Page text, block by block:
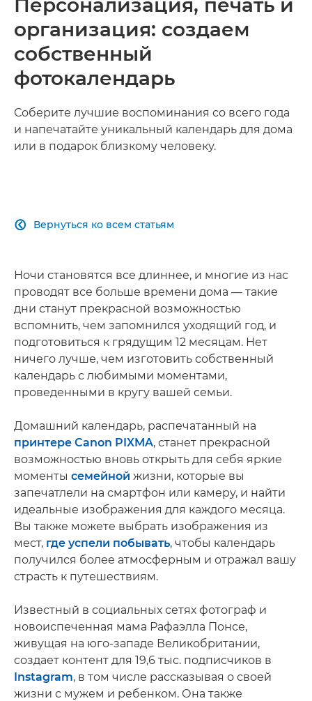
Персонализация, печать и
организация: создаем
собственный
фотокалендарь
Соберите лучшие воспоминания со всего года
и напечатайте уникальный календарь для дома
или в подарок близкому человеку.
Вернуться ко всем статьям

Ночи становятся все длиннее, и многие из нас
проводят все больше времени дома — такие
дни станут прекрасной возможностью
вспомнить, чем запомнился уходящий год, и
подготовиться к грядущим 12 месяцам. Нет
ничего лучше, чем изготовить собственный
календарь с любимыми моментами,
проведенными в кругу вашей семьи.
Домашний календарь, распечатанный на
принтере Canon PIXMA, станет прекрасной
возможностью вновь открыть для себя яркие
моменты семейной жизни, которые вы
запечатлели на смартфон или камеру, и найти
идеальные изображения для каждого месяца.
Вы также можете выбрать изображения из
мест, где успели побывать, чтобы календарь
получился более атмосферным и отражал вашу
страсть к путешествиям.
Известный в социальных сетях фотограф и
новоиспеченная мама Рафаэлла Понсе,
живущая на юго-западе Великобритании,
создает контент для 19,6 тыс. подписчиков в
Instagram, в том числе рассказывая о своей
жизни с мужем и ребенком. Она также